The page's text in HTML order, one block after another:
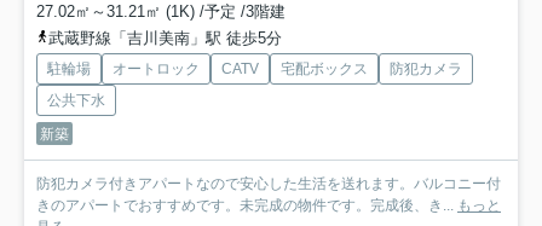
27.02㎡～31.21㎡ (1K) /予定 /3階建
武蔵野線「吉川美南」駅 徒歩5分
駐輪場 オートロック CATV 宅配ボックス
防犯カメラ
公共下水
新築
防犯カメラ付きアパートなので安心した生活を送れます。バルコニー付
きのアパートでおすすめです。未完成の物件です。完成後、き... もっと